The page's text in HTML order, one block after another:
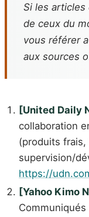
Si les articles
de ceux du
vous référer
aux sources
[United Daily
collaboration
(produits frais,
supervision/
https://
[Yahoo Kimo